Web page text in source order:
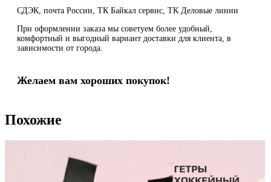
СДЭК, почта России, ТК Байкал сервис, ТК Деловые линии
При оформлении заказа мы советуем более удобный,
комфортный и выгодный вариант доставки для клиента, в
зависимости от города.
Желаем вам хороших покупок!
Похожие